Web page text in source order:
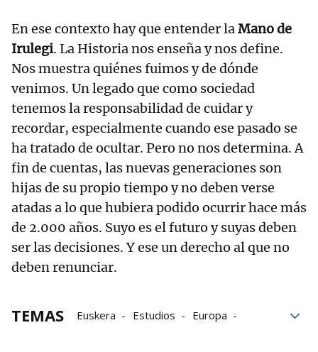
En ese contexto hay que entender laMano de
Irulegi. La Historia nos enseña y nos define.
Nos muestra quiénes fuimos y de dónde
venimos. Un legado que como sociedad
tenemos la responsabilidad de cuidar y
recordar, especialmente cuando ese pasado se
ha tratado de ocultar. Pero no nos determina. A
fin de cuentas, las nuevas generaciones son
hijas de su propio tiempo y no deben verse
atadas a lo que hubiera podido ocurrir hace más
de 2.000 años. Suyo es el futuro y suyas deben
ser las decisiones. Y ese un derecho al que no
deben renunciar.
TEMAS Euskera Estudios
Europa